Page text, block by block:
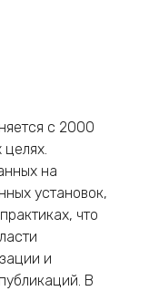
с 2000
на
установок,
что
и
В